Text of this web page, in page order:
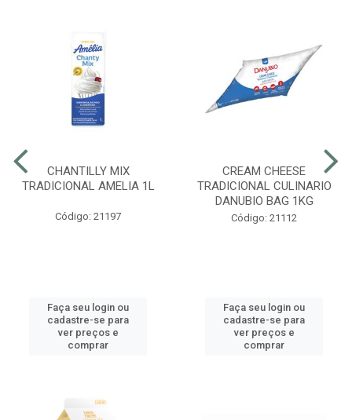
CHANTILLY MIX
TRADICIONAL AMELIA 1L
Código: 21197
Faça seu login ou
cadastre-se para
ver preços e
comprar
CREAM CHEESE
TRADICIONAL CULINARIO
DANUBIO BAG 1KG
Código: 21112
Faça seu login ou
cadastre-se para
ver preços e
comprar